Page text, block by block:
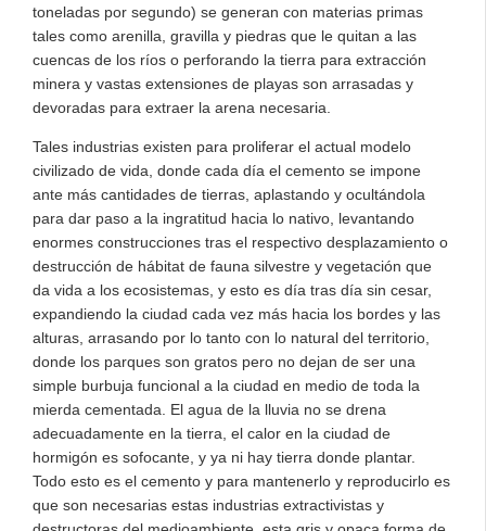
toneladas por segundo) se generan con materias primas
tales como arenilla, gravilla y piedras que le quitan a las
cuencas de los ríos o perforando la tierra para extracción
minera y vastas extensiones de playas son arrasadas y
devoradas para extraer la arena necesaria.
Tales industrias existen para proliferar el actual modelo
civilizado de vida, donde cada día el cemento se impone
ante más cantidades de tierras, aplastando y ocultándola
para dar paso a la ingratitud hacia lo nativo, levantando
enormes construcciones tras el respectivo desplazamiento o
destrucción de hábitat de fauna silvestre y vegetación que
da vida a los ecosistemas, y esto es día tras día sin cesar,
expandiendo la ciudad cada vez más hacia los bordes y las
alturas, arrasando por lo tanto con lo natural del territorio,
donde los parques son gratos pero no dejan de ser una
simple burbuja funcional a la ciudad en medio de toda la
mierda cementada. El agua de la lluvia no se drena
adecuadamente en la tierra, el calor en la ciudad de
hormigón es sofocante, y ya ni hay tierra donde plantar.
Todo esto es el cemento y para mantenerlo y reproducirlo es
que son necesarias estas industrias extractivistas y